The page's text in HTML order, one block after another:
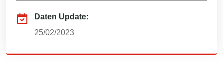
Daten Update:
25/02/2023